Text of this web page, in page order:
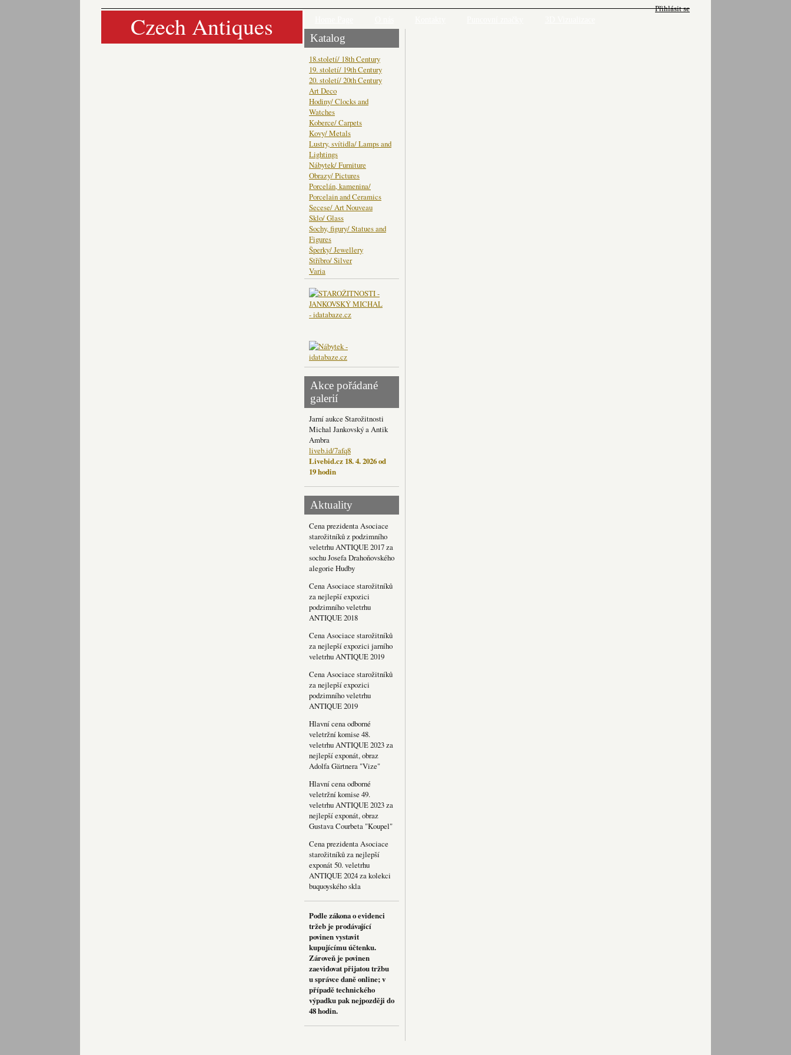
Přihlásit se
Czech Antiques Katalog
18.století/ 18th Century
19. století/ 19th Century
20. století/ 20th Century
Art Deco
Hodiny/ Clocks and
Watches
Koberce/ Carpets
Kovy/ Metals
Lustry, svítidla/ Lamps and
Lightings
Nábytek/ Furniture
Obrazy/ Pictures
Porcelán, kamenina/
Porcelain and Ceramics
Secese/ Art Nouveau
Sklo/ Glass
Sochy, figury/ Statues and
Figures
Šperky/ Jewellery
Stříbro/ Silver
Varia
Akce pořádané
galerií
Jarní aukce Starožitnosti
Michal Jankovský a Antik
Ambra
liveb.id/7afq8
Livebid.cz 18. 4. 2026 od
19 hodin
Aktuality
Cena prezidenta Asociace
starožitníků z podzimního
veletrhu ANTIQUE 2017 za
sochu Josefa Drahoňovského
alegorie Hudby
Cena Asociace starožitníků
za nejlepší expozici
podzimního veletrhu
ANTIQUE 2018
Cena Asociace starožitníků
za nejlepší expozici jarního
veletrhu ANTIQUE 2019
Cena Asociace starožitníků
za nejlepší expozici
podzimního veletrhu
ANTIQUE 2019
Hlavní cena odborné
veletržní komise 48.
veletrhu ANTIQUE 2023 za
nejlepší exponát, obraz
Adolfa Gärtnera "Vize"
Hlavní cena odborné
veletržní komise 49.
veletrhu ANTIQUE 2023 za
nejlepší exponát, obraz
Gustava Courbeta "Koupel"
Cena prezidenta Asociace
starožitníků za nejlepší
exponát 50. veletrhu
ANTIQUE 2024 za kolekci
buquoyského skla
Podle zákona o evidenci
tržeb je prodávající
povinen vystavit
kupujícímu účtenku.
Zároveň je povinen
zaevidovat přijatou tržbu
u správce daně online; v
případě technického
výpadku pak nejpozději do
48 hodin.